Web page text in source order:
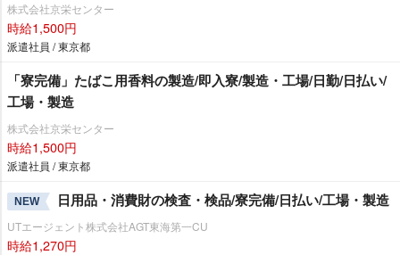
株式会社京栄センター
時給1,500円
派遣社員 / 東京都
「寮完備」たばこ用香料の製造/即入寮/製造・工場/日勤/日払い/
工場・製造
株式会社京栄センター
時給1,500円
派遣社員 / 東京都
NEW 日用品・消費財の検査・検品/寮完備/日払い/工場・製造
UTエージェント株式会社AGT東海第一CU
時給1,270円